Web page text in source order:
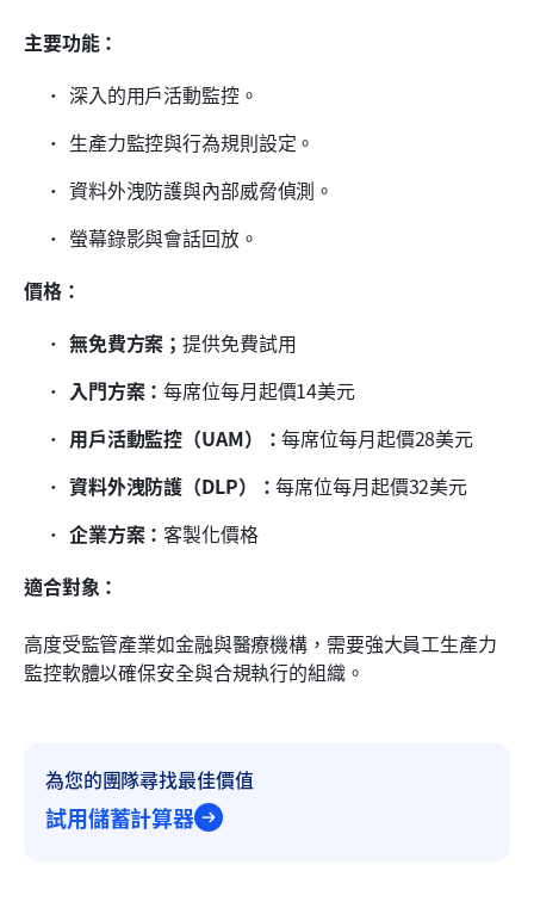
主要功能：
深入的用戶活動監控。
生產力監控與行為規則設定。
資料外洩防護與內部威脅偵測。
螢幕錄影與會話回放。
價格：
無免費方案；提供免費試用
入門方案：每席位每月起價14美元
用戶活動監控（UAM）：每席位每月起價28美元
資料外洩防護（DLP）：每席位每月起價32美元
企業方案：客製化價格
適合對象：
高度受監管產業如金融與醫療機構，需要強大員工生產力
監控軟體以確保安全與合規執行的組織。
為您的團隊尋找最佳價值
試用儲蓄計算器